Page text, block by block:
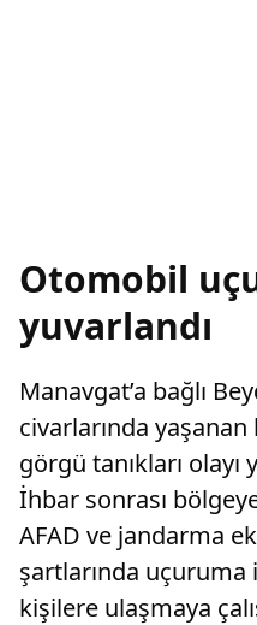
Otomobil
yuvarlandı
Manavgat’a bağlı
civarlarında yaşanan
görgü tanıkları
İhbar sonrası
AFAD ve jandarma
şartlarında
kişilere ulaşmaya